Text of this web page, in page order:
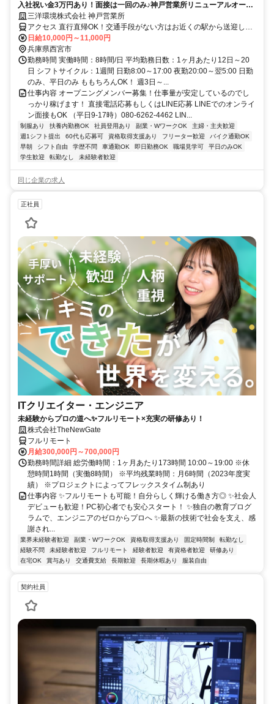
入社祝い金3万円あり！面接は一回のみ♪神戸営業所リニューアルオープ
ンにつきオープニングメンバー募集！
三洋環境株式会社 神戸営業所
アクセス 直行直帰OK！交通手段がない方はお近くの駅から送迎しま
す。交通費は実費支給(会社もしくは現場まで)
日給10,000円～11,000円
兵庫県西宮市
勤務時間 実働時間：8時間/日 平均勤務日数：1ヶ月あたり12日～20
日 シフトサイクル：1週間 日勤8:00～17:00 夜勤20:00～翌5:00 日勤
のみ、平日のみ ももちろんOK！ 週3日～...
仕事内容 オープニングメンバー募集！仕事量が安定しているのでし
っかり稼げます！ 直接電話応募もしくはLINE応募 LINEでのオンライ
ン面接もOK （平日9-17時）080-6262-4462 LIN...
制服あり 扶養内勤務OK 社員登用あり 副業・WワークOK
主婦・主夫歓迎
週1シフト提出
60代も応募可 資格取得支援あり フリーター歓迎
バイク通勤OK
早朝
シフト自由 学歴不問 車通勤OK 即日勤務OK 職場見学可
平日のみOK
学生歓迎
転勤なし 未経験者歓迎
同じ企業の求人
正社員
ITクリエイター・エンジニア
未経験からプロの道へ✨フルリモート×充実の研修あり！
株式会社TheNewGate
フルリモート
月給300,000円～700,000円
勤務時間詳細 総労働時間：1ヶ月あたり173時間 10:00～19:00 ※休
憩時間1時間（実働8時間） ※平均残業時間：月6時間（2023年度実
績） ※プロジェクトによってフレックスタイム制あり
仕事内容 ✨フルリモートも可能！自分らしく輝ける働き方◎ ✨社会人
デビューも歓迎！PC初心者でも安心スタート！ ✨独自の教育プログ
ラムで、エンジニアのゼロからプロへ ✨最新の技術で社会を支え、感
謝され...
業界未経験者歓迎 副業・WワークOK 資格取得支援あり 固定時間制
転勤なし
経験不問
未経験者歓迎 フルリモート 経験者歓迎 有資格者歓迎
研修あり
在宅OK
賞与あり 交通費支給 長期歓迎 長期休暇あり 服装自由
契約社員